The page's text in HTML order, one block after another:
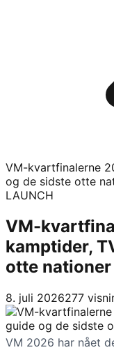
VM-kvartfinalerne
og de sidste otte
LAUNCH
VM-
kamptider,
otte nationer
8. juli 2026277
VM 2026 har nået